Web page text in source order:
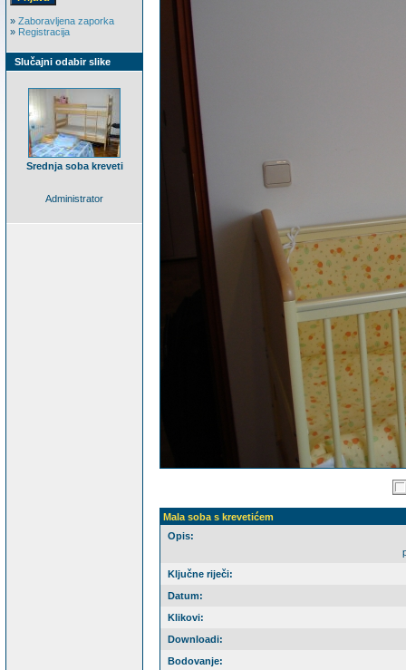
» Zaboravljena zaporka
» Registracija
Slučajni odabir slike
Srednja soba kreveti
Administrator
Mala soba s krevetićem
Opis:
Ključne riječi:
Datum:
Klikovi:
Downloadi:
Bodovanje: